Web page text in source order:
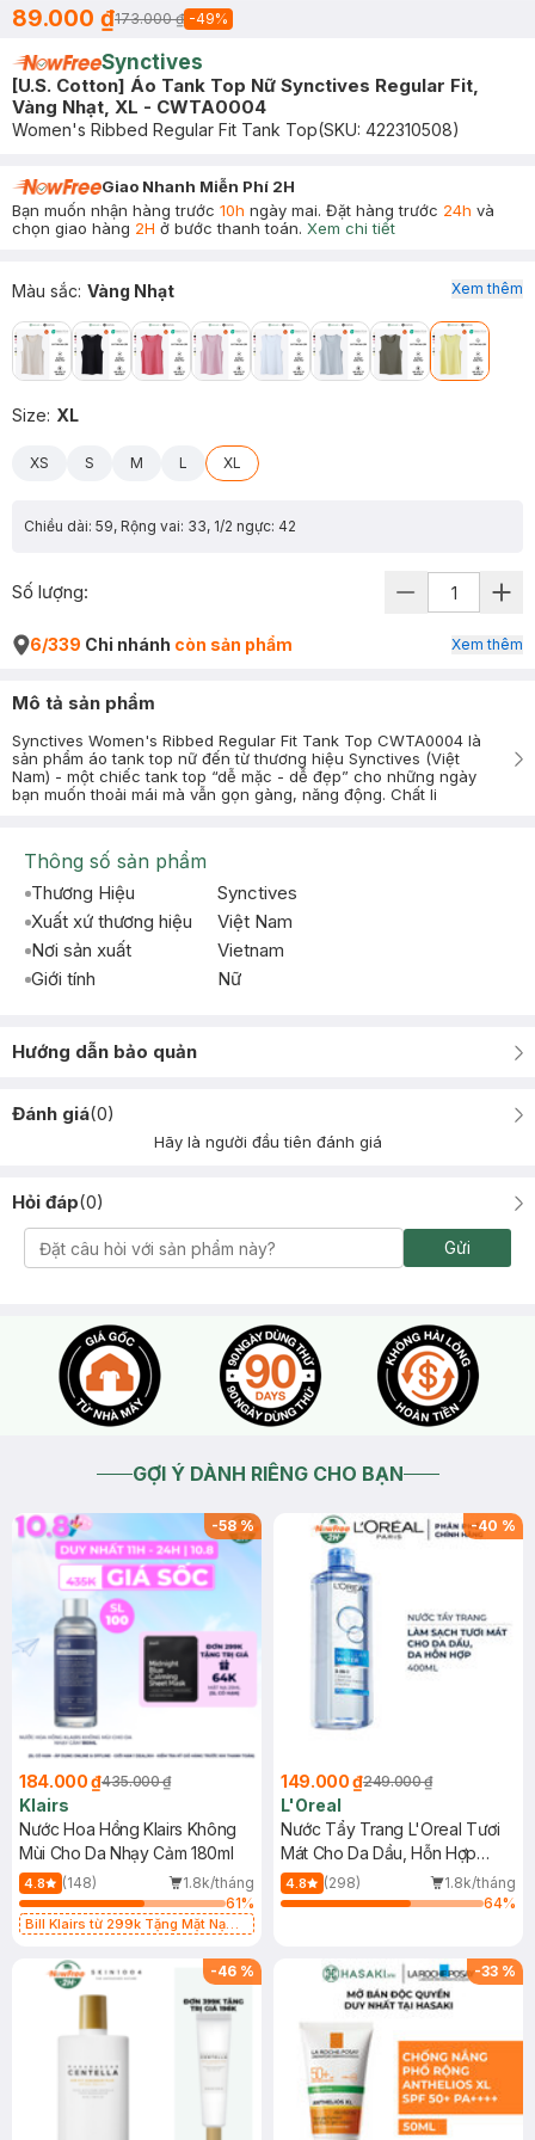
89.000 ₫173.000 ₫ -49%
Synctives
[U.S. Cotton] Áo Tank Top Nữ Synctives Regular Fit,
Vàng Nhạt, XL - CWTA0004
Women's Ribbed Regular Fit Tank Top(SKU: 422310508)
Giao Nhanh Miễn Phí 2H
Bạn muốn nhận hàng trước 10h ngày mai. Đặt hàng trước 24h và
chọn giao hàng 2H ở bước thanh toán. Xem chi tiết
Màu sắc: Vàng Nhạt
Size: XL
XS S M L XL
Chiều dài: 59, Rộng vai: 33, 1/2 ngực: 42
Xem thêm
Số lượng:
6/339 Chi nhánh còn sản phẩm Xem thêm
Mô tả sản phẩm
Synctives Women's Ribbed Regular Fit Tank Top CWTA0004 là
sản phẩm áo tank top nữ đến từ thương hiệu Synctives (Việt
Nam) - một chiếc tank top “dễ mặc - dễ đẹp” cho những ngày
bạn muốn thoải mái mà vẫn gọn gàng, năng động. Chất li
Thông số sản phẩm
Thương Hiệu
Synctives
Xuất xứ thương hiệu
Việt Nam
Nơi sản xuất
Vietnam
Giới tính
Nữ
Hướng dẫn bảo quản
Đánh giá(0)
Hãy là người đầu tiên đánh giá
Hỏi đáp(0)
Gửi
GỢI Ý DÀNH RIÊNG CHO BẠN
-58%
184.000 ₫435.000 ₫
Klairs
Nước Hoa Hồng Klairs Không
Mùi Cho Da Nhạy Cảm 180ml
4.8 (148)
1.8k/tháng
61%
Bill Klairs từ 299k Tặng Mặt Nạ
25ml (SL Có Hạn)
-40 %
149.000 ₫249.000 ₫
L'Oreal
Nước Tẩy Trang L'Oreal Tươi
Mát Cho Da Dầu, Hỗn Hợp
400ml
4.8 (298)
1.8k/tháng
64%
-46 % -33 %